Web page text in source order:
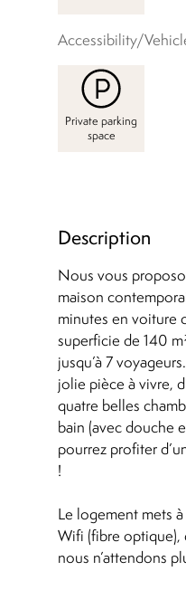
Accessibility/
Private parking
space
Description
Nous vous
maison
minutes en voiture
superficie de 140
jusqu’à 7
jolie pièce à vivre,
quatre belles
bain (avec douche
pourrez profiter
!
Le logement mets
Wifi (fibre optique),
nous n’attendons